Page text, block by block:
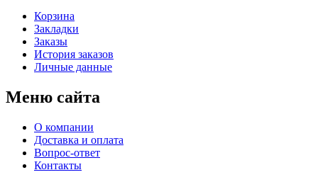
Корзина
Закладки
Заказы
История заказов
Личные данные
Меню сайта
О компании
Доставка и оплата
Вопрос-ответ
Контакты